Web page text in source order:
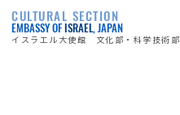
CULTURAL SECTION
EMBASSY OFISRAEL, JAPAN
イスラエル大使館 文化部・科学技術部